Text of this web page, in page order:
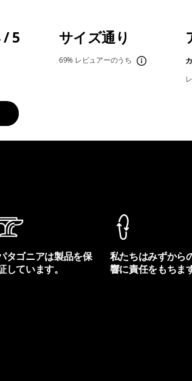
/ 5 サイズ通り
69% レビュアーのうち
タゴニアは製品を保
しています。
私たちはみずから
響に責任をもちま